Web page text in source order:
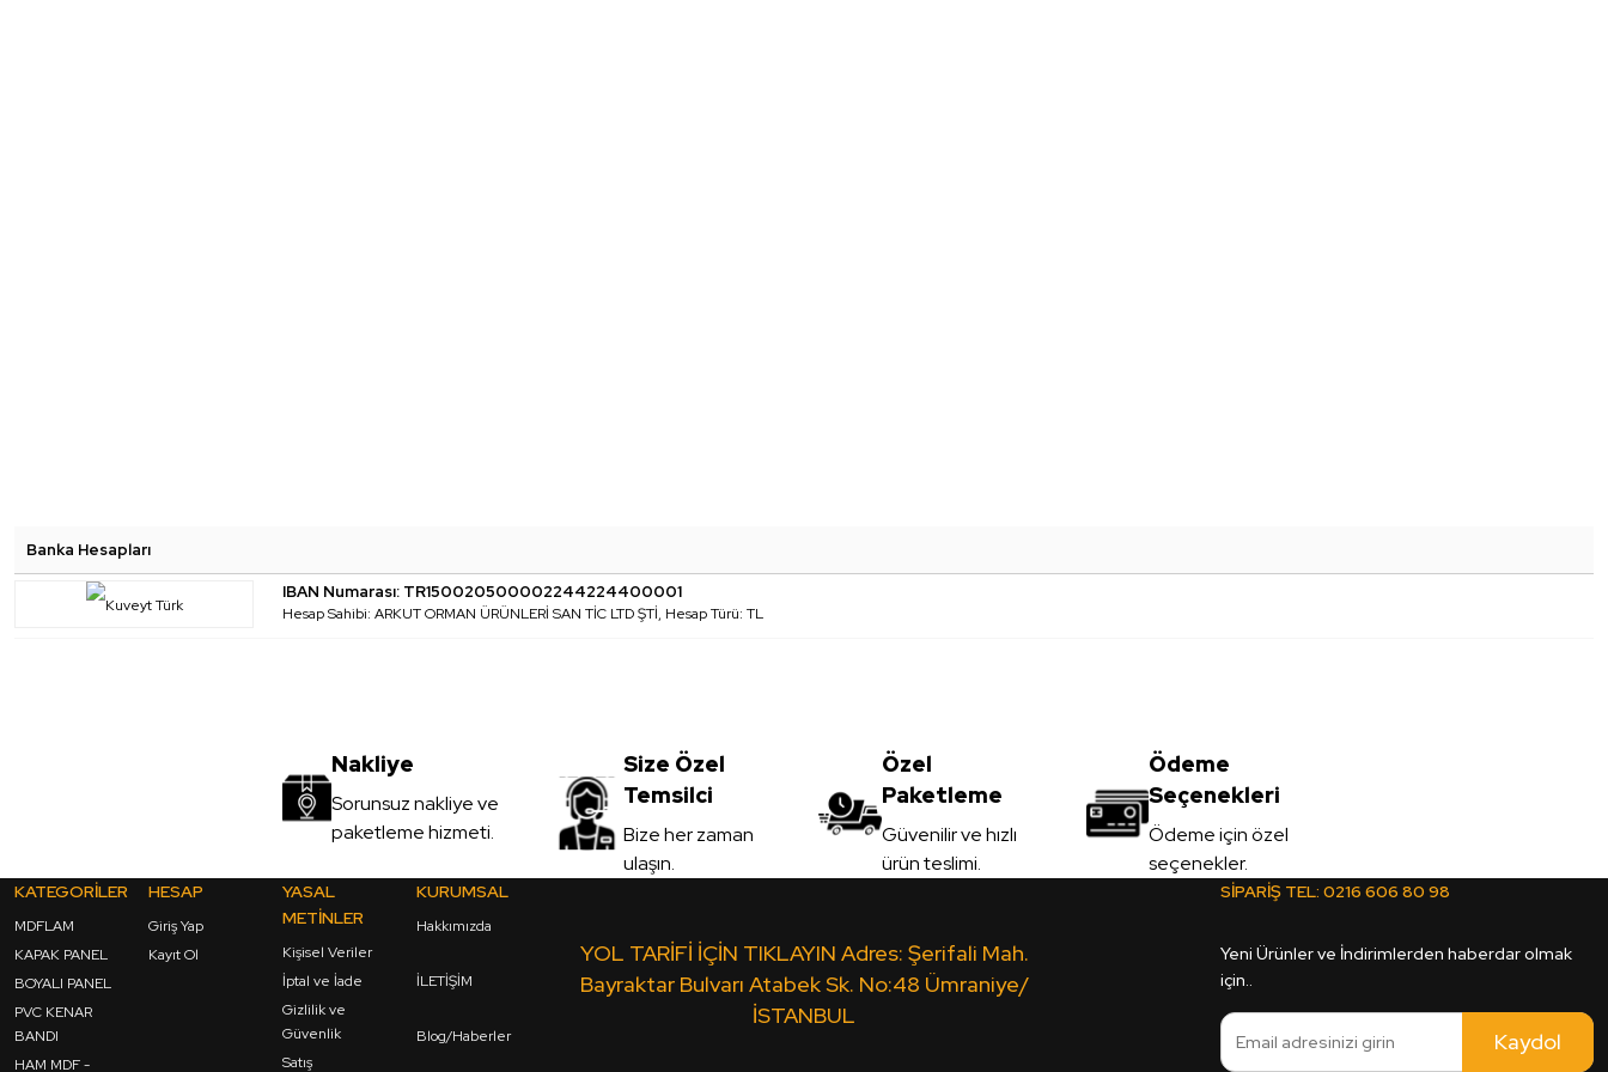
Banka Hesapları
IBAN Numarası: TR150020500002244224400001
Hesap Sahibi: ARKUT ORMAN ÜRÜNLERİ SAN TİC LTD ŞTİ, Hesap Türü: TL
Nakliye
Sorunsuz nakliye ve
paketleme hizmeti.
Size Özel
Temsilci
Bize her zaman
ulaşın.
Özel
Paketleme
Güvenilir ve hızlı
ürün teslimi.
Ödeme
Seçenekleri
Ödeme için özel
seçenekler.
KATEGORİLER
MDFLAM
KAPAK PANEL
BOYALI PANEL
PVC KENAR
BANDI
HAM MDF -
HESAP
Giriş Yap
Kayıt Ol
YASAL
METİNLER
Kişisel Veriler
İptal ve İade
Gizlilik ve
Güvenlik
Satış
KURUMSAL
Hakkımızda
İLETİŞİM
Blog/Haberler
YOL TARİFİ İÇİN TIKLAYIN Adres: Şerifali Mah.
Bayraktar Bulvarı Atabek Sk. No:48 Ümraniye/
İSTANBUL
SİPARİŞ TEL: 0216 606 80 98
Yeni Ürünler ve İndirimlerden haberdar olmak
için..
Kaydol